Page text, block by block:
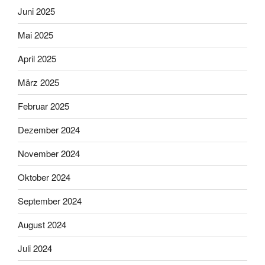
Juni 2025
Mai 2025
April 2025
März 2025
Februar 2025
Dezember 2024
November 2024
Oktober 2024
September 2024
August 2024
Juli 2024